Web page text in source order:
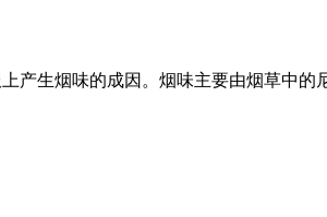
产生烟味的成因。烟味主要由烟草中